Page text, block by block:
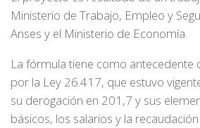
Ministerio de Trabajo, Empleo y
Anses y el Ministerio de Economía.
La fórmula tiene como antecedente
por la Ley 26.417, que estuvo
su derogación en 201,7 y sus
básicos, los salarios y la